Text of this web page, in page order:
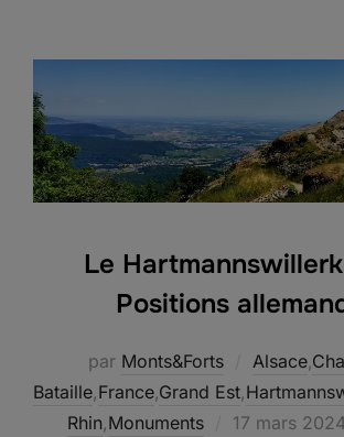
Le
Positions
par Monts&Forts Alsace,
Bataille,France,Grand Est,
Rhin,Monuments
Publié
17 mars 2024